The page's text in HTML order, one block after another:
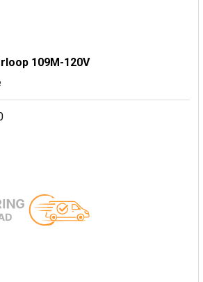
109M-120V
VAN ROESTVASTSTAAL VERLOOP
AANTAL VAN ROESTVASTSTAAL